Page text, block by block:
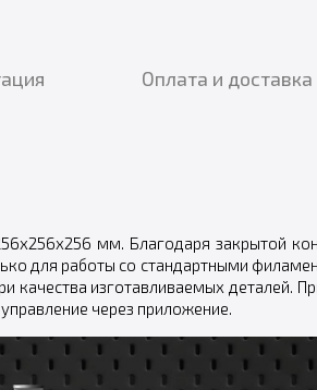
Оплата и доставка
мм. Благодаря закрытой
для работы со стандартными
качества изготавливаемых деталей.
через приложение.